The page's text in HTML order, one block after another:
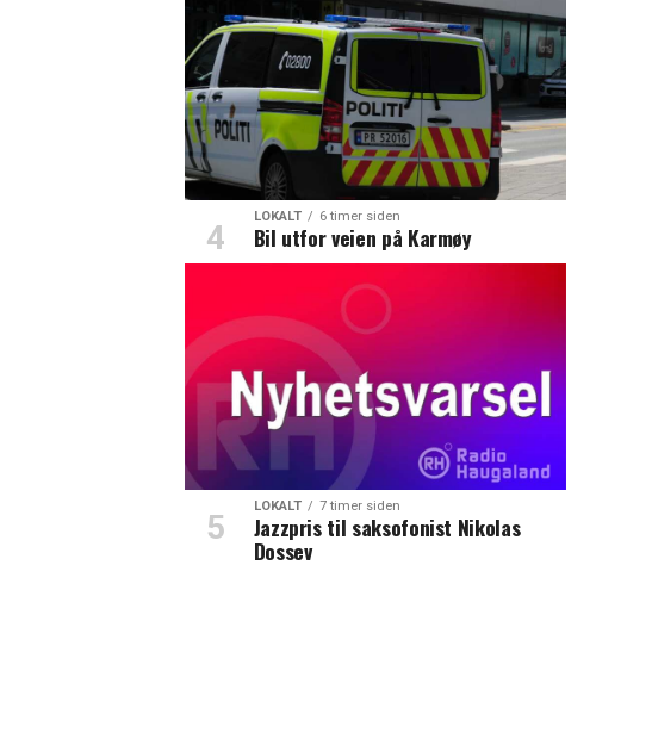
LOKALT 6 timer siden
Bil utfor veien på Karmøy
LOKALT 7 timer siden
Jazzpris til saksofonist Nikolas
Dossev